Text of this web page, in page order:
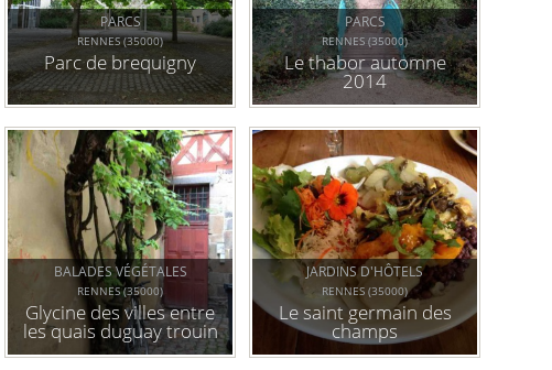
PARCS
RENNES (35000)
Parc de brequigny
PARCS
RENNES (35000)
Le thabor automne
2014
BALADES VÉGÉTALES
RENNES (35000)
Glycine des villes entre
les quais duguay trouin
et la place des lices
JARDINS D'HÔTELS
RENNES (35000)
Le saint germain des
champs